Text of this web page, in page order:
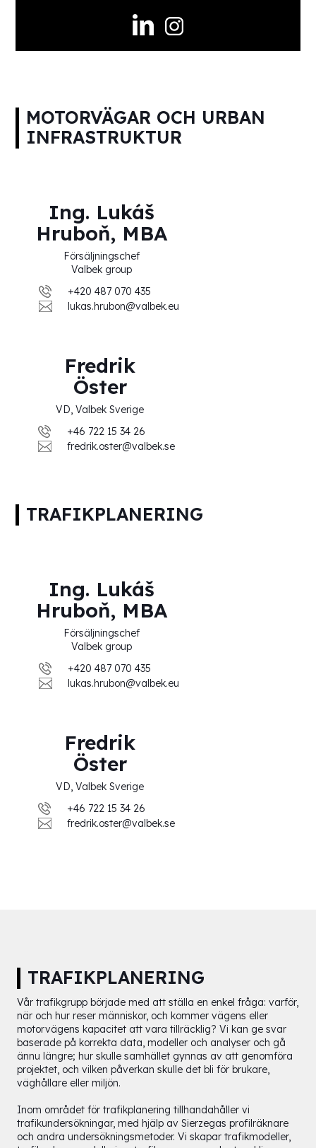
MOTORVÄGAR OCH URBAN
INFRASTRUKTUR
Ing. Lukáš
Hruboň, MBA
Försäljningschef
Valbek group
+420 487 070 435
lukas.hrubon@valbek.eu
Fredrik
Öster
VD, Valbek Sverige
+46 722 15 34 26
fredrik.oster@valbek.se
TRAFIKPLANERING
Ing. Lukáš
Hruboň, MBA
Försäljningschef
Valbek group
+420 487 070 435
lukas.hrubon@valbek.eu
Fredrik
Öster
VD, Valbek Sverige
+46 722 15 34 26
fredrik.oster@valbek.se
TRAFIKPLANERING
Vår trafikgrupp började med att ställa en enkel fråga: varför,
när och hur reser människor, och kommer vägens eller
motorvägens kapacitet att vara tillräcklig? Vi kan ge svar
baserade på korrekta data, modeller och analyser och gå
ännu längre; hur skulle samhället gynnas av att genomföra
projektet, och vilken påverkan skulle det bli för brukare,
väghållare eller miljön.
Inom området för trafikplanering tillhandahåller vi
trafikundersökningar, med hjälp av Sierzegas profilräknare
och andra undersökningsmetoder. Vi skapar trafikmodeller,